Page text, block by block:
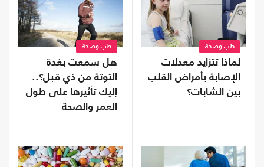
طب وصحة
لماذا تتزايد معدلات
الإصابة بأمراض القلب
بين الشابات؟
طب وصحة
هل سمعت بغدة
التوتة من ذي قبل؟..
إليك تأثيرها على طول
العمر والصحة